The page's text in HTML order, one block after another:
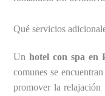
Qué servicios
Un hotel con spa en
comunes se encuentran
promover la